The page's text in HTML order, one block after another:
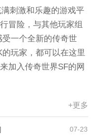
刺激和乐趣的游戏平
冒险，与其他玩家组
一个全新的传奇世
玩家，都可以在这里
加入传奇世界SF的网
+更多
07-23